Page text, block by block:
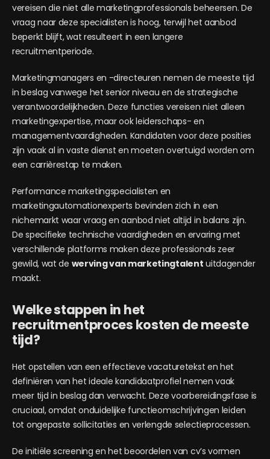
vereisen die niet alle marketingprofessionals beheersen. De
vraag naar deze specialisten is hoog, terwijl het aanbod
beperkt blijft, wat resulteert in een langere
recruitmentperiode.
Marketingmanagers en -directeuren nemen de meeste tijd
in beslag vanwege het senior niveau en de strategische
verantwoordelijkheden. Deze functies vereisen niet alleen
marketingexpertise, maar ook leiderschaps- en
managementvaardigheden. Kandidaten voor deze posities
zijn vaak al in vaste dienst en moeten overtuigd worden om
een carrièrestap te maken.
Performance marketingspecialisten en
marketingautomationexperts bevinden zich in een
nichemarkt waar vraag en aanbod niet altijd in balans zijn.
De specifieke technische vaardigheden en ervaring met
verschillende platforms maken deze professionals zeer
gewild, wat de werving van marketingtalent uitdagender
maakt.
Welke stappen in het
recruitmentproces kosten de meeste
tijd?
Het opstellen van een effectieve vacaturetekst en het
definiëren van het ideale kandidaatprofiel nemen vaak
meer tijd in beslag dan verwacht. Deze voorbereidingsfase is
cruciaal, omdat onduidelijke functieomschrijvingen leiden
tot ongepaste sollicitaties en verlengde selectieprocessen.
De initiële screening en het beoordelen van cv’s vormen